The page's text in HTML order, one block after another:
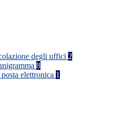
degli uffici 2
8
elettronica 1